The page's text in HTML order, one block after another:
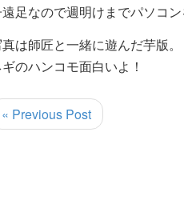
足なので週明けまでパソコン
は師匠と一緒に遊んだ芋版。
のハンコモ面白いよ！
« Previous Post